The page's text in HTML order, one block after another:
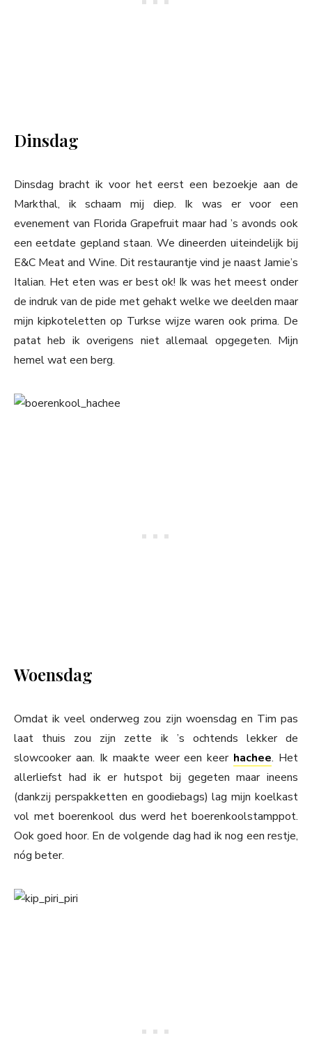
Dinsdag
Dinsdag bracht ik voor het eerst een bezoekje aan de
Markthal, ik schaam mij diep. Ik was er voor een
evenement van Florida Grapefruit maar had ’s avonds ook
een eetdate gepland staan. We dineerden uiteindelijk bij
E&C Meat and Wine. Dit restaurantje vind je naast Jamie’s
Italian. Het eten was er best ok! Ik was het meest onder
de indruk van de pide met gehakt welke we deelden maar
mijn kipkoteletten op Turkse wijze waren ook prima. De
patat heb ik overigens niet allemaal opgegeten. Mijn
hemel wat een berg.
Woensdag
Omdat ik veel onderweg zou zijn woensdag en Tim pas
laat thuis zou zijn zette ik ’s ochtends lekker de
slowcooker aan. Ik maakte weer een keer hachee. Het
allerliefst had ik er hutspot bij gegeten maar ineens
(dankzij perspakketten en goodiebags) lag mijn koelkast
vol met boerenkool dus werd het boerenkoolstamppot.
Ook goed hoor. En de volgende dag had ik nog een restje,
nóg beter.